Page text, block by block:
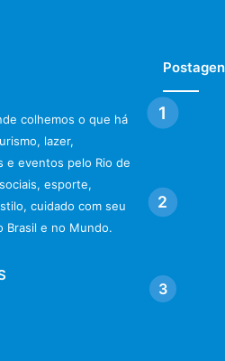
colhemos o que há
lazer,
e eventos pelo Rio de
esporte,
cuidado com seu
Brasil e no Mundo.